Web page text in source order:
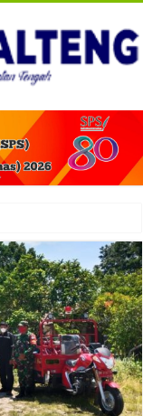
Pemdes dan BPD di